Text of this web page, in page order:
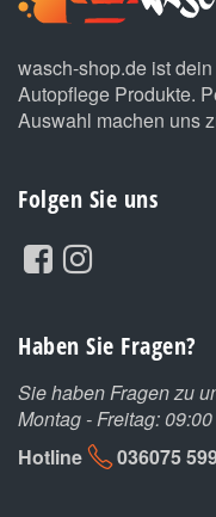
wasch-shop.de ist
Autopflege Produkte.
Auswahl machen uns
Folgen Sie uns
Haben Sie Fragen?
Sie haben Fragen zu
Montag - Freitag:
Hotline
036075